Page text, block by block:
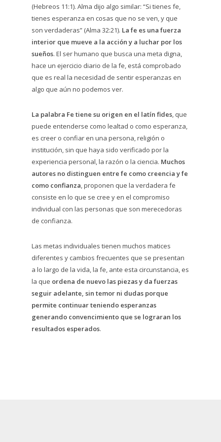
(Hebreos 11:1). Alma dijo algo similar: “Si tienes fe,
tienes esperanza en cosas que no se ven, y que
son verdaderas” (Alma 32:21). La fe es una fuerza
interior que mueve a la acción y a luchar por los
sueños. El ser humano que busca una meta digna,
hace un ejercicio diario de la fe, está comprobado
que es real la necesidad de sentir esperanzas en
algo que aún no podemos ver.
La palabra Fe tiene su origen en el latín fides, que
puede entenderse como lealtad o como esperanza,
es creer o confiar en una persona, religión o
institución, sin que haya sido verificado por la
experiencia personal, la razón o la ciencia. Muchos
autores no distinguen entre fe como creencia y fe
como confianza, proponen que la verdadera fe
consiste en lo que se cree y en el compromiso
individual con las personas que son merecedoras
de confianza.
Las metas individuales tienen muchos matices
diferentes y cambios frecuentes que se presentan
a lo largo de la vida, la fe, ante esta circunstancia, es
la que ordena de nuevo las piezas y da fuerzas
seguir adelante, sin temor ni dudas porque
permite continuar teniendo esperanzas
generando convencimiento que se lograran los
resultados esperados.